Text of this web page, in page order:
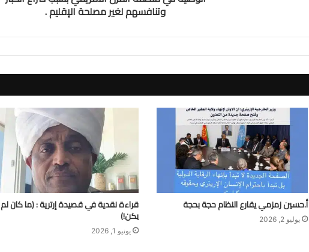
وتنافسهم لغير مصلحة الإقليم .
أ.حسين زمزمي يقارع النظام حجة بحجة
يوليو 2, 2026
قراءة نقدية في قصيدة إرترية : (ما كان لم
يكن!)
يونيو 1, 2026